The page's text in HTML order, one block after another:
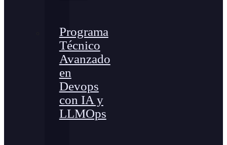
Programa
Técnico
Avanzado
en
Devops
con IA y
LLMOps